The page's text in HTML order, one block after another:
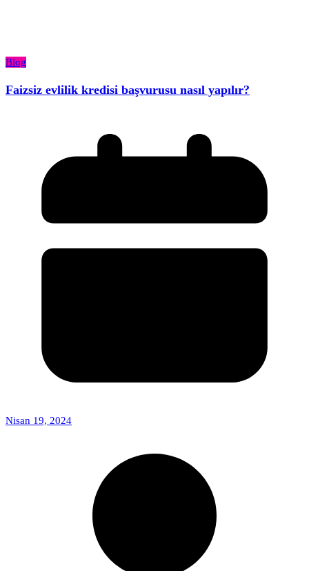
Blog
Faizsiz evlilik kredisi başvurusu nasıl yapılır?
Nisan 19, 2024